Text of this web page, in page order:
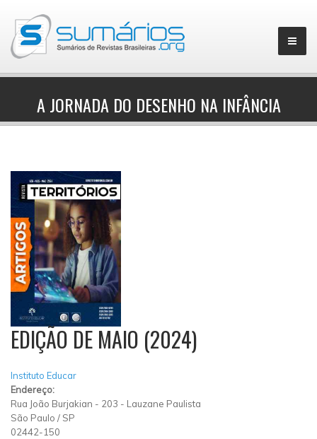
▼
A JORNADA DO DESENHO NA INFÂNCIA
EDIÇÃO DE MAIO (2024)
Instituto Educar
Endereço:
Rua João Burjakian - 203 - Lauzane Paulista
São Paulo / SP
02442-150